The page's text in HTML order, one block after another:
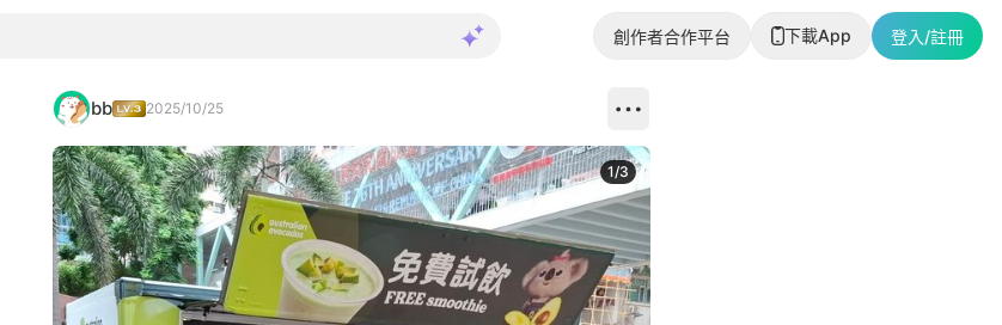
創作者合作平台 下載App 登入/註冊
bb 2025/10/25
1/3